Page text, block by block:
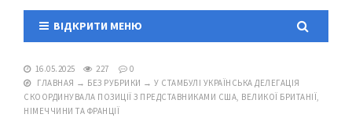
ВІДКРИТИ МЕНЮ
16.05.2025 227
0
ГЛАВНАЯ → БЕЗ РУБРИКИ → У СТАМБУЛІ УКРАЇНСЬКА ДЕЛЕГАЦІЯ
СКООРДИНУВАЛА ПОЗИЦІЇ З ПРЕДСТАВНИКАМИ США, ВЕЛИКОЇ БРИТАНІЇ,
НІМЕЧЧИНИ ТА ФРАНЦІЇ